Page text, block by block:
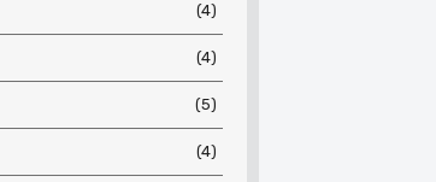
(4)
(4)
(5)
(4)